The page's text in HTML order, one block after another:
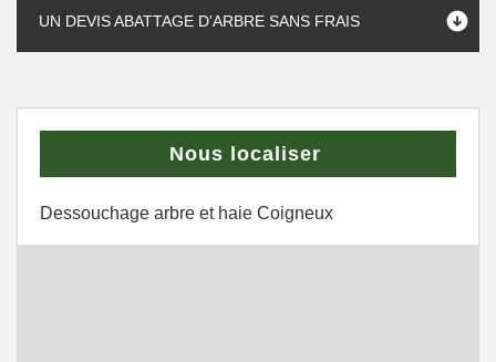
UN DEVIS ABATTAGE D'ARBRE SANS FRAIS
Nous localiser
Dessouchage arbre et haie Coigneux